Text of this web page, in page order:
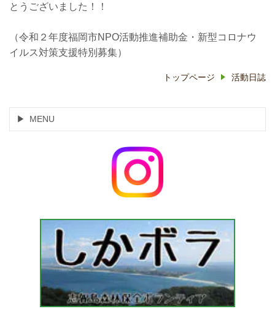
とうございました！！
（令和２年度福岡市NPO活動推進補助金・新型コロナウ
イルス対策支援特別募集）
トップページ 活動日誌
MENU